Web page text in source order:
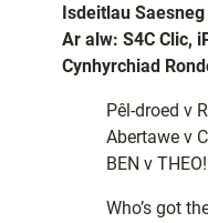
Isdeitlau Saesneg
Ar alw: S4C Clic,
Cynhyrchiad
Pêl-droed v
Abertawe v
BEN v
Who’s got